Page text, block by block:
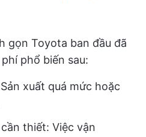
gọn Toyota ban đầu đã
phổ biến sau:
xuất quá mức hoặc
thiết: Việc vận